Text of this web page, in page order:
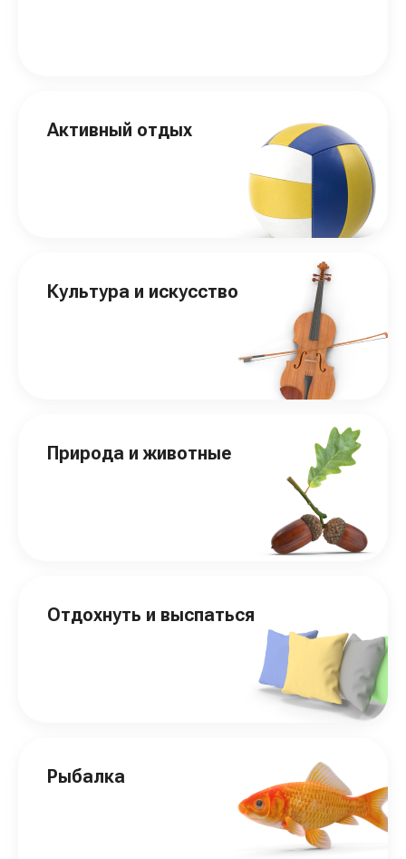
Активный отдых
Культура и искусство
Природа и животные
Отдохнуть и выспаться
Рыбалка